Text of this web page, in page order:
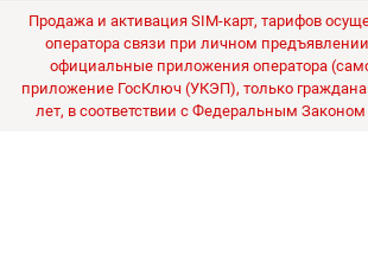
данных, в соответствии сПолитикой
Политикой в отношении обработки
Все цены на сайте указаны
Продажа и активация SIM-карт, тарифов
оператора связи при личном предъявлении
официальные приложения оператора
приложение ГосКлюч (УКЭП), только
лет, в соответствии с Федеральным Законом